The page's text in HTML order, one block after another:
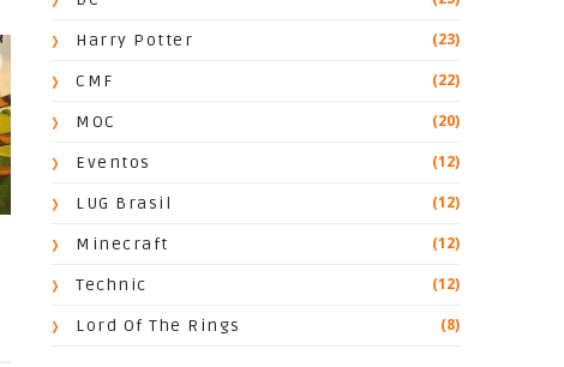
Harry Potter (23)
CMF (22)
MOC (20)
Eventos (12)
LUG Brasil (12)
Minecraft (12)
Technic (12)
Lord Of The Rings (8)